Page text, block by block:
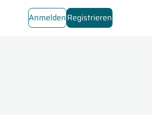
AnmeldenRegistrieren